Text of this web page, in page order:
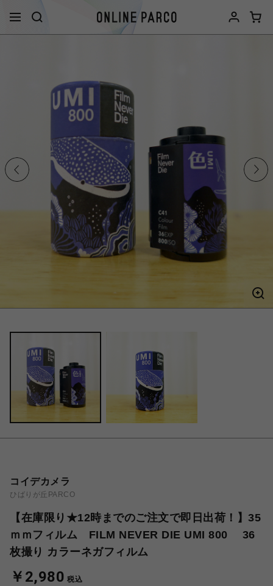
コイデカメラ
ひばりが丘PARCO
【在庫限り★12時までのご注文で即日出荷！】35
ｍｍフィルム FILM NEVER DIE UMI 800 36
枚撮り カラーネガフィルム
￥2,980 税込